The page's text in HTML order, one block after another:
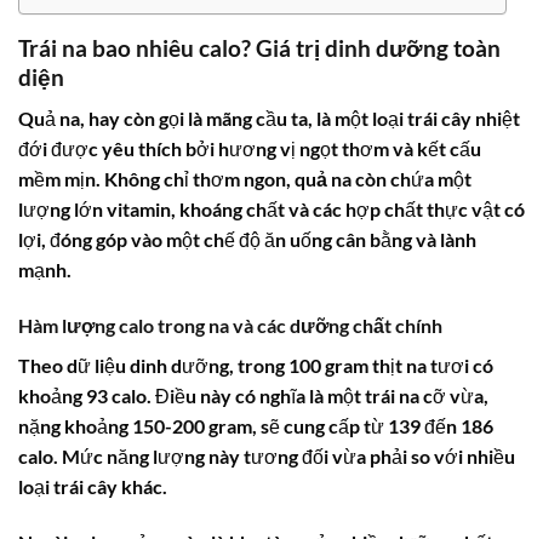
Trái na bao nhiêu calo? Giá trị dinh dưỡng toàn
diện
Quả na, hay còn gọi là mãng cầu ta, là một loại trái cây nhiệt
đới được yêu thích bởi hương vị ngọt thơm và kết cấu
mềm mịn. Không chỉ thơm ngon, quả nacòn chứa một
lượng lớn vitamin, khoáng chất và các hợp chất thực vật có
lợi, đóng góp vào một chế độ ăn uống cân bằng và lành
mạnh.
Hàm lượngcalo trong navà các dưỡng chất chính
Theo dữ liệu dinh dưỡng, trong 100 gram thịt na tươi có
khoảng 93 calo. Điều này có nghĩa là mộttrái nacỡ vừa,
nặng khoảng 150-200 gram, sẽ cung cấp từ 139 đến 186
calo. Mức năng lượng này tương đối vừa phải so với nhiều
loại trái cây khác.